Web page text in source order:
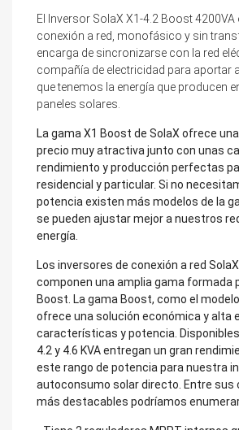
El Inversor SolaX X1-4.2 Boost
conexión a red, monofásico y sin
encarga de sincronizarse con la red
compañía de electricidad para aportar
que tenemos la energía que producen
paneles solares.
La gama X1 Boost de SolaX ofrece
precio muy atractiva junto con unas
rendimiento y producción perfectas
residencial y particular. Si no
potencia existen más modelos de la
se pueden ajustar mejor a nuestros
energía.
Los inversores de conexión a red
componen una amplia gama formada
Boost. La gama Boost, como el
ofrece una solución económica y alta
características y potencia. Disponibles
4.2 y 4.6 KVA entregan un gran
este rango de potencia para nuestra
autoconsumo solar directo. Entre
más destacables podríamos